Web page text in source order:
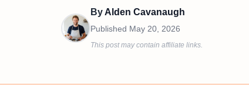
ByAlden Cavanaugh
Published May 20, 2026
This post may contain affiliate links.